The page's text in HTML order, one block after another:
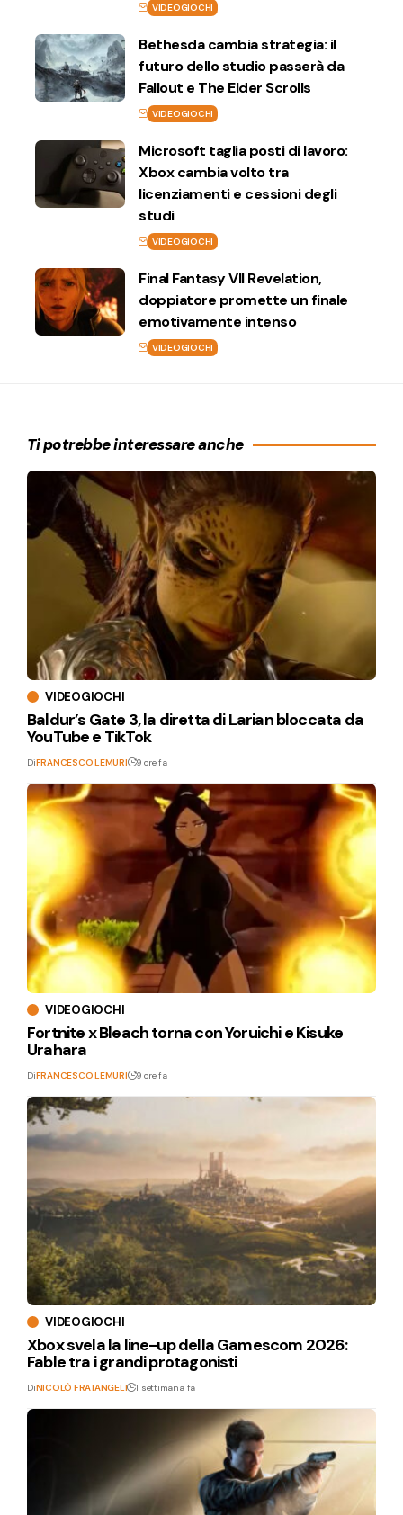
VIDEOGIOCHI
Bethesda cambia strategia: il
futuro dello studio passerà da
Fallout e The Elder Scrolls
VIDEOGIOCHI
Microsoft taglia posti di lavoro:
Xbox cambia volto tra
licenziamenti e cessioni degli
studi
VIDEOGIOCHI
Final Fantasy VII Revelation,
doppiatore promette un finale
emotivamente intenso
VIDEOGIOCHI
Ti potrebbe interessare anche
VIDEOGIOCHI
Baldur’s Gate 3, la diretta di Larian bloccata da
YouTube e TikTok
DiFRANCESCO LEMURI 9 ore fa
VIDEOGIOCHI
Fortnite x Bleach torna con Yoruichi e Kisuke
Urahara
DiFRANCESCO LEMURI 9 ore fa
VIDEOGIOCHI
Xbox svela la line-up della Gamescom 2026:
Fable tra i grandi protagonisti
DiNICOLÒ FRATANGELI 1 settimana fa